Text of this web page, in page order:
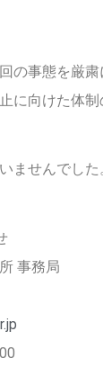
の事態を厳
に向けた体制
ませんでした
事務局